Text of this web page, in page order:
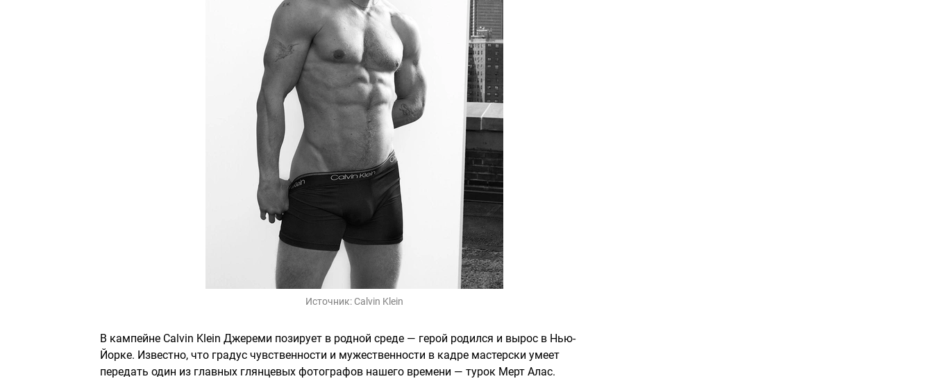
Источник: Calvin Klein
В кампейне Calvin Klein Джереми позирует в родной среде — герой родился и вырос в Нью-
Йорке. Известно, что градус чувственности и мужественности в кадре мастерски умеет
передать один из главных глянцевых фотографов нашего времени — турок Мерт Алас.